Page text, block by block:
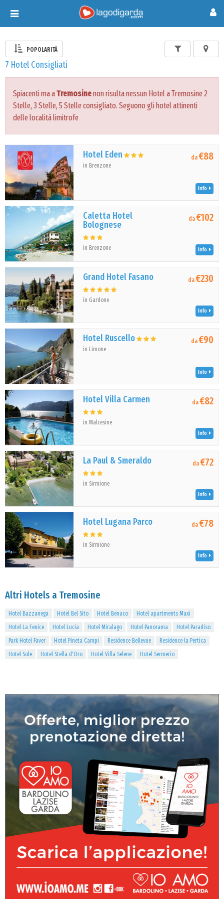
Toggle
navigation
POPOLARITÀ
7 Hotel Consigliati
Spiacenti ma aTremosinenon risulta nessun Hotel a Tremosine 2
Stelle, 3 Stelle, 5 Stelle consigliato. Seguono gli hotel attinenti
delle località limitrofe
Hotel Eden
in Brenzone
da€88
Info
Caletta Hotel
Bolognese
in Brenzone
da€102
Info
Grand Hotel Fasano
in Gardone
da€230
Info
Hotel Ruscello
in Limone
da€90
Info
Hotel Villa Carmen
in Malcesine
da€82
Info
La Paul & Smeraldo
in Sirmione
da€72
Info
Hotel Lugana Parco
in Sirmione
da€78
Info
Altri Hotels a Tremosine
Hotel Bazzanega Hotel Bel Sito Hotel Benaco
Hotel apartments Maxi
Hotel La Fenice
Hotel Lucia Hotel Miralago Hotel Panorama
Hotel Paradiso
Park Hotel Faver
Hotel Pineta Campi Residence Bellevue
Residence la Pertica
Hotel Sole
Hotel Stella d'Oro Hotel Villa Selene Hotel Sermerio